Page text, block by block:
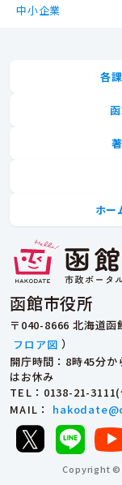
中小企業
函館市役所
〒040-8666 北海道函
フロア図 ）
開庁時間：8時45分
はお休み
TEL ：0138-21-
MAIL ：
各
ホー
Copyright